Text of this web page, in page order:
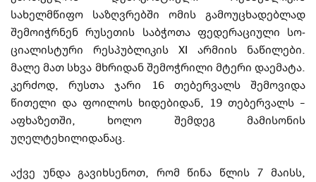
სახელმწიფო საზღვრებში ომის გამოუცხადებლად
შემოიჭრნენ რუ­სე­­თის საბ­ჭო­თა ფედერაციული სო­
ცია­ლი­სტური რეს­პუ­ბ­ლიკის XI არმიის ნაწილები.
მალე მათ სხვა მხრიდან შემოჭრილი მტე­რი დაე­მა­ტა.
კერძოდ, რუსთა ჯარი 16 თებერვალს შემოვიდა
წითელი და ფოილოს ხი­დე­ბიდან, 19 თებერვალს –
აფხაზეთში, ხოლო შემდეგ მამისონის
უღელტეხილიდანაც.
აქვე უნ­და გა­ვიხსენოთ, რომ წი­ნა წლის 7 მაისს,